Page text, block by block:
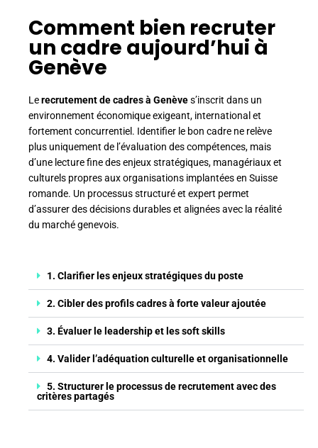
Comment bien recruter
un cadre aujourd’hui à
Genève
Lerecrutement de cadres à Genèves’inscrit dans un
environnement économique exigeant, international et
fortement concurrentiel. Identifier le bon cadre ne relève
plus uniquement de l’évaluation des compétences, mais
d’une lecture fine des enjeux stratégiques, managériaux et
culturels propres aux organisations implantées en Suisse
romande. Un processus structuré et expert permet
d’assurer des décisions durables et alignées avec la réalité
du marché genevois.
1. Clarifier les enjeux stratégiques du poste
2. Cibler des profils cadres à forte valeur ajoutée
3. Évaluer le leadership et les soft skills
4. Valider l’adéquation culturelle et organisationnelle
5. Structurer le processus de recrutement avec des
critères partagés